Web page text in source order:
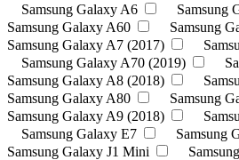
Samsung Galaxy A6
Samsung
Samsung Galaxy A60
Samsung
Samsung Galaxy A7 (2017)
Samsung Galaxy A70 (2019)
Samsung Galaxy A8 (2018)
Samsung Galaxy A80
Samsung
Samsung Galaxy A9 (2018)
Samsung Galaxy E7
Samsung
Samsung Galaxy J1 Mini